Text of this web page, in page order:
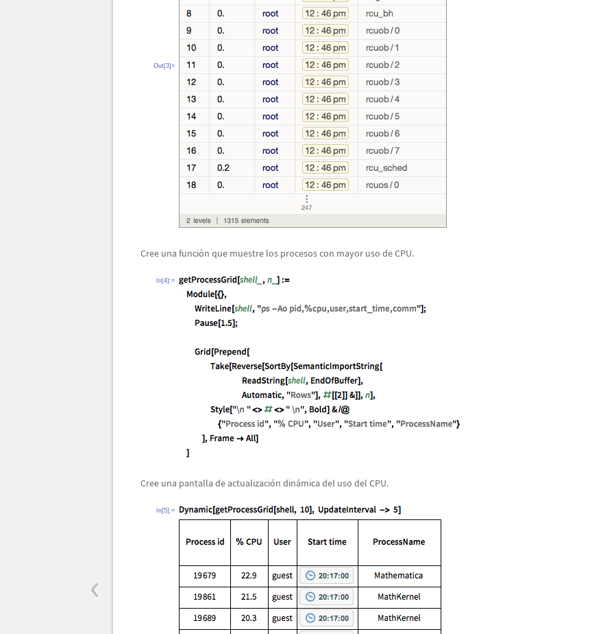
‹
Out[3]=
Cree una función que muestre los procesos con mayor uso de CPU.
In[4]:=
Cree una pantalla de actualización dinámica del uso del CPU.
In[5]:=